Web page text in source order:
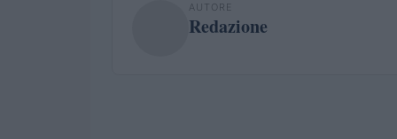
AUTORE
Redazione